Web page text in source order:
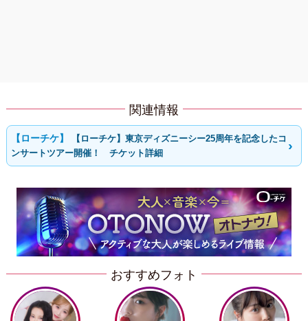
関連情報
【ローチケ】東京ディズニーシー25周年を記念したコ
ンサートツアー開催！ チケット詳細
おすすめフォト